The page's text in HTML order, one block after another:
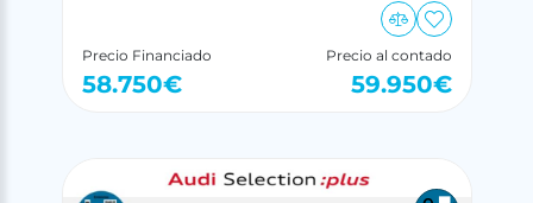
Precio Financiado
58.750€
Precio al contado
59.950€